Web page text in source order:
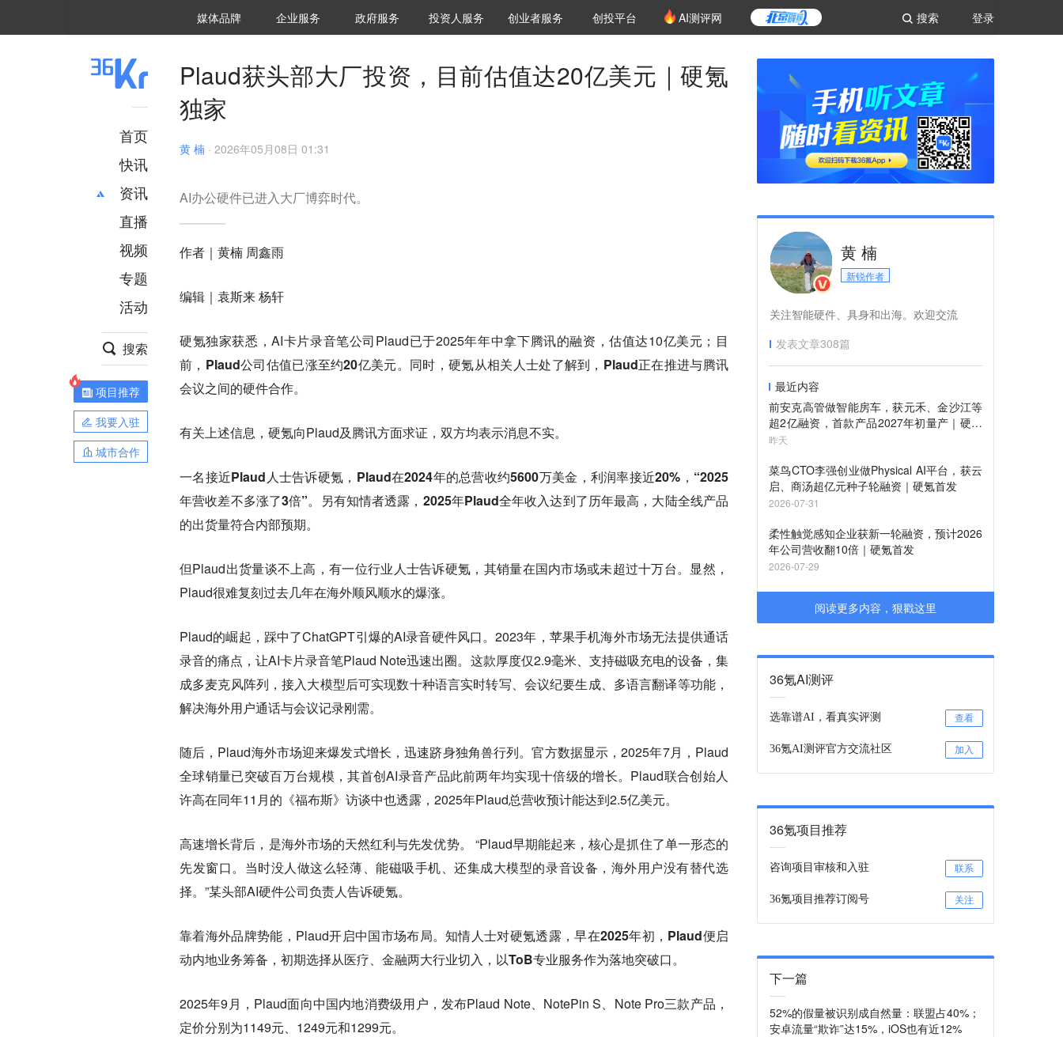
登录
搜索
媒体品牌 36Kr研究院
企业服务 城市之窗
政府服务 VClub投资机构库
投资机构职位推介
投资人服务 创投氪堂
创业者服务 创投平台 AI测评网
首页
快讯
资讯
推荐
财经
项目推荐
安徽
直播
视频
专题
活动
搜索
项目推荐
我要入驻
城市合作
Plaud获头部大厂投资，目前估值达20亿美元｜硬氪
独家
黄 楠 · 2026年05月08日 01:31
AI办公硬件已进入大厂博弈时代。
作者｜黄楠 周鑫雨
编辑｜袁斯来 杨轩
硬氪独家获悉，AI卡片录音笔公司Plaud已于2025年年中拿下腾讯的融资，估值达10亿美元； 目
前，Plaud公司估值已涨至约20亿美元。同时，硬氪从相关人士处了解到，Plaud正在推进与腾讯
会议之间的硬件合作。
有关上述信息，硬氪向Plaud及腾讯方面求证，双方均表示消息不实。
一名接近Plaud人士告诉硬氪，Plaud在2024年的总营收约5600万美金，利润率接近20%，“2025
年营收差不多涨了3倍”。另有知情者透露，2025年Plaud全年收入达到了历年最高，大陆全线产品
的出货量符合内部预期。
但Plaud出货量谈不上高， 有一位行业人士告诉硬氪，其销量在国内市场或未超过十万台。 显然，
Plaud很难复刻过去几年在海外顺风顺水的爆涨。
Plaud的崛起，踩中了ChatGPT引爆的AI录音硬件风口。2023年，苹果手机海外市场无法提供通话
录音的痛点，让AI卡片录音笔Plaud Note迅速出圈。这款厚度仅2.9毫米、支持磁吸充电的设备，集
成多麦克风阵列，接入大模型后可实现数十种语言实时转写、会议纪要生成、多语言翻译等功能，
解决海外用户通话与会议记录刚需。
随后，Plaud海外市场迎来爆发式增长，迅速跻身独角兽行列。官方数据显示，2025年7月，Plaud
全球销量已突破百万台规模，其首创AI录音产品此前两年均实现十倍级的增长。Plaud联合创始人
许高在同年11月的《福布斯》访谈中也透露，2025年Plaud总营收预计能达到2.5亿美元。
高速增长背后，是海外市场的天然红利与先发优势。 “Plaud早期能起来，核心是抓住了单一形态的
先发窗口。当时没人做这么轻薄、能磁吸手机、还集成大模型的录音设备，海外用户没有替代选
择。”某头部AI硬件公司负责人告诉硬氪。
靠着海外品牌势能，Plaud开启中国市场布局。知情人士对硬氪透露，早在2025年初，Plaud便启
动内地业务筹备，初期选择从医疗、金融两大行业切入，以ToB专业服务作为落地突破口。
2025年9月，Plaud面向中国内地消费级用户，发布Plaud Note、NotePin S、Note Pro三款产品，
定价分别为1149元、1249元和1299元。
黄 楠
新锐作者
关注智能硬件、具身和出海。欢迎交流
发表文章308篇
最近内容
前安克高管做智能房车，获元禾、金沙江等
超2亿融资，首款产品2027年初量产｜硬氪
首发
昨天
菜鸟CTO李强创业做Physical AI平台，获云
启、商汤超亿元种子轮融资｜硬氪首发
2026-07-31
柔性触觉感知企业获新一轮融资，预计2026
年公司营收翻10倍｜硬氪首发
2026-07-29
阅读更多内容，狠戳这里
36氪AI测评
选靠谱AI，看真实评测 查看
36氪AI测评官方交流社区 加入
36氪项目推荐
咨询项目审核和入驻 联系
36氪项目推荐订阅号 关注
下一篇
52%的假量被识别成自然量：联盟占40%；
安卓流量“欺诈”达15%，iOS也有近12%